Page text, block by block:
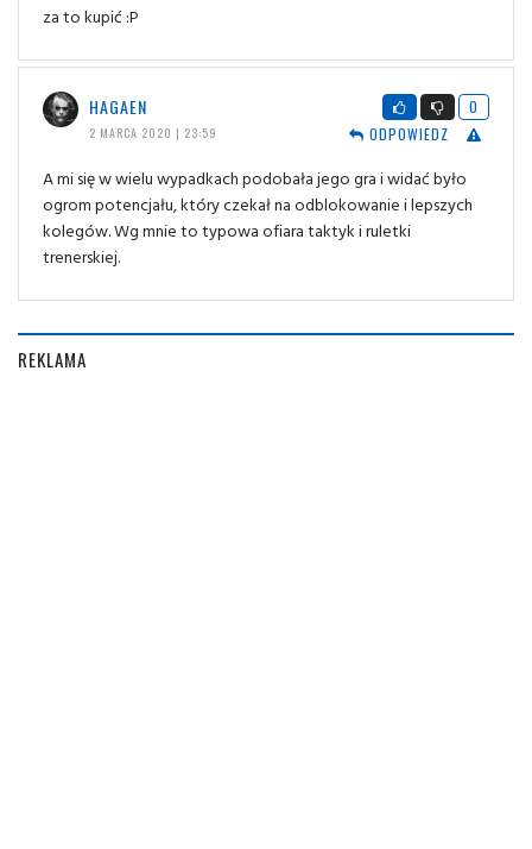
za to kupić :P
HAGAEN
2 MARCA 2020 | 23:59
0
ODPOWIEDZ
A mi się w wielu wypadkach podobała jego gra i widać było
ogrom potencjału, który czekał na odblokowanie i lepszych
kolegów. Wg mnie to typowa ofiara taktyk i ruletki
trenerskiej.
REKLAMA